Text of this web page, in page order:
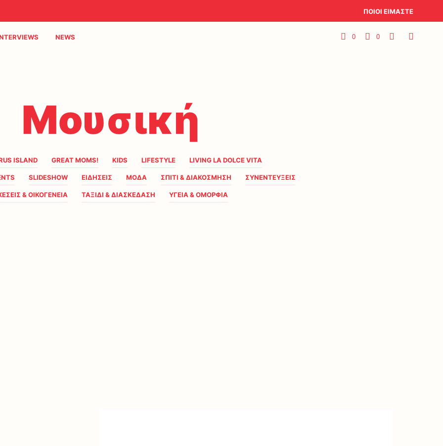
ΠΟΙΟΙ ΕΙΜΑΣΤΕ
NEWS 0 0
Μουσική
ISLAND GREAT MOMS! KIDS LIFESTYLE LIVING LA DOLCE VITA
SLIDESHOW ΕΙΔΗΣΕΙΣ ΜΟΔΑ ΣΠΙΤΙ & ΔΙΑΚΟΣΜΗΣΗ ΣΥΝΕΝΤΕΥΞΕΙΣ
& ΟΙΚΟΓΕΝΕΙΑ ΤΑΞΙΔΙ & ΔΙΑΣΚΕΔΑΣΗ ΥΓΕΙΑ & ΟΜΟΡΦΙΑ